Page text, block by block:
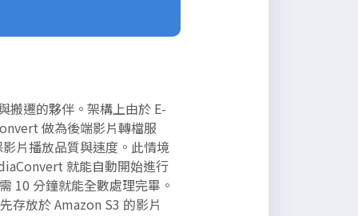
搬遷的夥伴。架構上由於 E-
做為後端影片轉檔服
片播放品質與速度。此情境
就能自動開始進行
10 分鐘就能全數處理完畢。
存放於 Amazon S3 的影片